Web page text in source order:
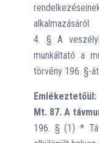
alkalmazásáról
4. § A
munkáltató a
törvény 196. §-
Emlékeztetőül:
Mt. 87. A
196. § (1) *